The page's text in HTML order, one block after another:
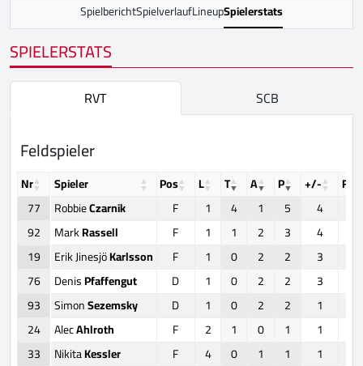
SpielberichtSpielverlaufLineupSpielerstats
SPIELERSTATS
RVT SCB
Feldspieler
Nr Spieler Pos L T A P +/-
77
RobbieCzarnik F 1 4 1 5 4
92
MarkRassell F 1 1 2 3 4
19
Erik JinesjöKarlsson F 1 0 2 2 3
76
DenisPfaffengut D 1 0 2 2 3
93
SimonSezemsky D 1 0 2 2 1
24
AlecAhlroth F 2 1 0 1 1
33
NikitaKessler F 4 0 1 1 1